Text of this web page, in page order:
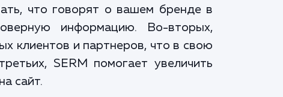
что говорят о вашем бренде в
информацию. Во-вторых,
клиентов и партнеров, что в свою
SERM помогает увеличить
сайт.